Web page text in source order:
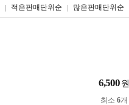
적은판매단위순 많은판매단위순
6,500 원
최소 6개